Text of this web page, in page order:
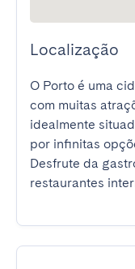
Localização
O Porto é uma
com muitas
idealmente
por infinitas
Desfrute da
restaurantes